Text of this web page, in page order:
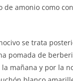
de amonio como
se trata
pomada de
mañana y por la